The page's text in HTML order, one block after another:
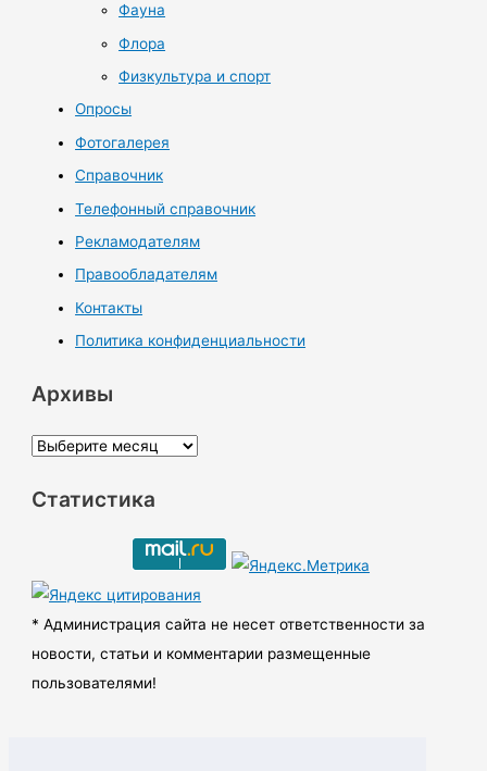
Фауна
Флора
Физкультура и спорт
Опросы
Фотогалерея
Справочник
Телефонный справочник
Рекламодателям
Правообладателям
Контакты
Политика конфиденциальности
Архивы
А
х
ы
Статистика
* Администрация сайта не несет ответственности за
новости, статьи и комментарии размещенные
пользователями!